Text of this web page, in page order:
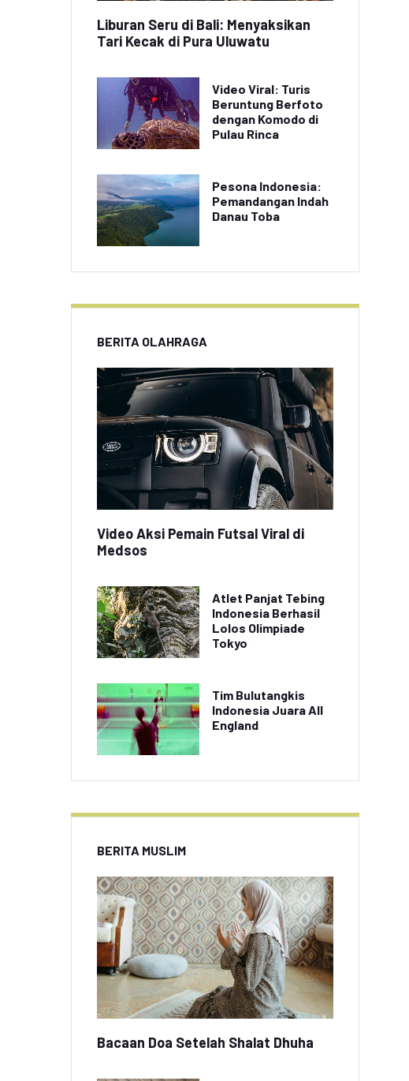
Favorit Keluarga
untuk Temani Teh
Liburan Seru di Bali: Menyaksikan
Tari Kecak di Pura Uluwatu
Video Viral: Turis
Beruntung Berfoto
dengan Komodo di
Pulau Rinca
Pesona Indonesia:
Pemandangan Indah
Danau Toba
BERITA OLAHRAGA
Video Aksi Pemain Futsal Viral di
Medsos
Atlet Panjat Tebing
Indonesia Berhasil
Lolos Olimpiade
Tokyo
Tim Bulutangkis
Indonesia Juara All
England
BERITA MUSLIM
Bacaan Doa Setelah Shalat Dhuha